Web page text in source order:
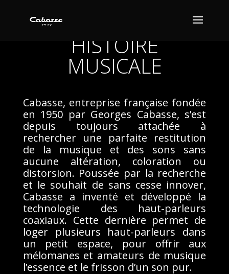
CABASSE : UNE
HISTOIRE
MUSICALE
Cabasse, entreprise française fondée
en 1950 par Georges Cabasse, s’est
depuis toujours attachée à
rechercher une parfaite restitution
de la musique et des sons sans
aucune altération, coloration ou
distorsion. Poussée par la recherche
et le souhait de sans cesse innover,
Cabasse a inventé et développé la
technologie des haut-parleurs
coaxiaux. Cette dernière permet de
loger plusieurs haut-parleurs dans
un petit espace, pour offrir aux
mélomanes et amateurs de musique
l’essence et le frisson d’un son pur.